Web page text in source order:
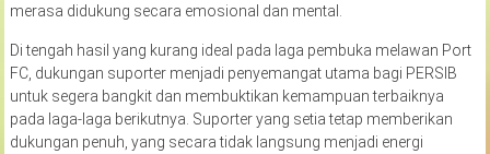
merasa didukung secara emosional dan mental.
Di tengah hasil yang kurang ideal pada laga pembuka melawan Port
FC, dukungan suporter menjadi penyemangat utama bagi PERSIB
untuk segera bangkit dan membuktikan kemampuan terbaiknya
pada laga-laga berikutnya. Suporter yang setia tetap memberikan
dukungan penuh, yang secara tidak langsung menjadi energi